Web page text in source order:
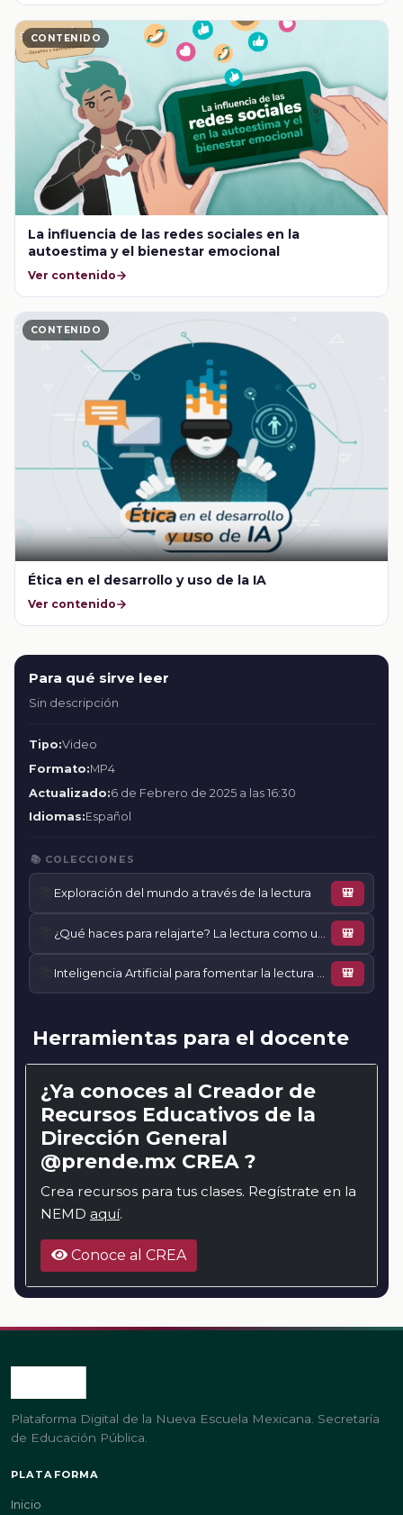
CONTENIDO
La influencia de las redes sociales en la
autoestima y el bienestar emocional
Ver contenido
CONTENIDO
Ética en el desarrollo y uso de la IA
Ver contenido
Para qué sirve leer
Sin descripción
Tipo:Video
Formato:MP4
Actualizado:6 de Febrero de 2025 a las 16:30
Idiomas:Español
📚 COLECCIONES
Exploración del mundo a través de la lectura 🎒
🎒
Inteligencia Artificial para fomentar la lectura y escritura creativas 🎒
Herramientas para el docente
¿Ya conoces al Creador de
Recursos Educativos de la
Dirección General
@prende.mx CREA ?
Crea recursos para tus clases. Regístrate en la
NEMD aquí.
Conoce al CREA
Plataforma Digital de la Nueva Escuela Mexicana. Secretaría
de Educación Pública.
PLATAFORMA
Inicio